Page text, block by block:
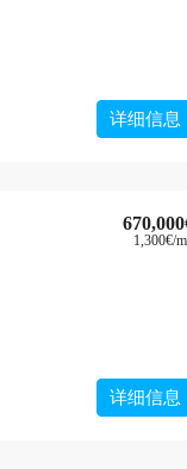
详细信息
1,300€/
详细信息